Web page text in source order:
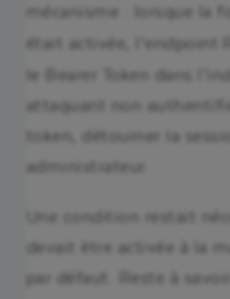
mécanisme : lorsque la
était activée, l’endpoint
le Bearer Token dans
attaquant non
token, détourner la
administrateur.
Une condition restait
devait être activée à la
par défaut. Reste à